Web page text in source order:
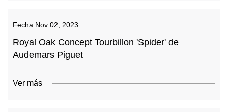
Fecha Nov 02, 2023
Royal Oak Concept Tourbillon 'Spider' de
Audemars Piguet
Ver más